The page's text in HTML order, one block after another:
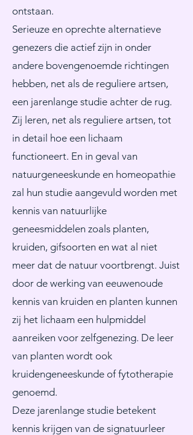
ontstaan.
Serieuze en oprechte alternatieve
genezers die actief zijn in onder
andere bovengenoemde richtingen
hebben, net als de reguliere artsen,
een jarenlange studie achter de rug.
Zij leren, net als reguliere artsen, tot
in detail hoe een lichaam
functioneert. En in geval van
natuurgeneeskunde en homeopathie
zal hun studie aangevuld worden met
kennis van natuurlijke
geneesmiddelen zoals planten,
kruiden, gifsoorten en wat al niet
meer dat de natuur voortbrengt. Juist
door de werking van eeuwenoude
kennis van kruiden en planten kunnen
zij het lichaam een hulpmiddel
aanreiken voor zelfgenezing. De leer
van planten wordt ook
kruidengeneeskunde of fytotherapie
genoemd.
Deze jarenlange studie betekent
kennis krijgen van de signatuurleer